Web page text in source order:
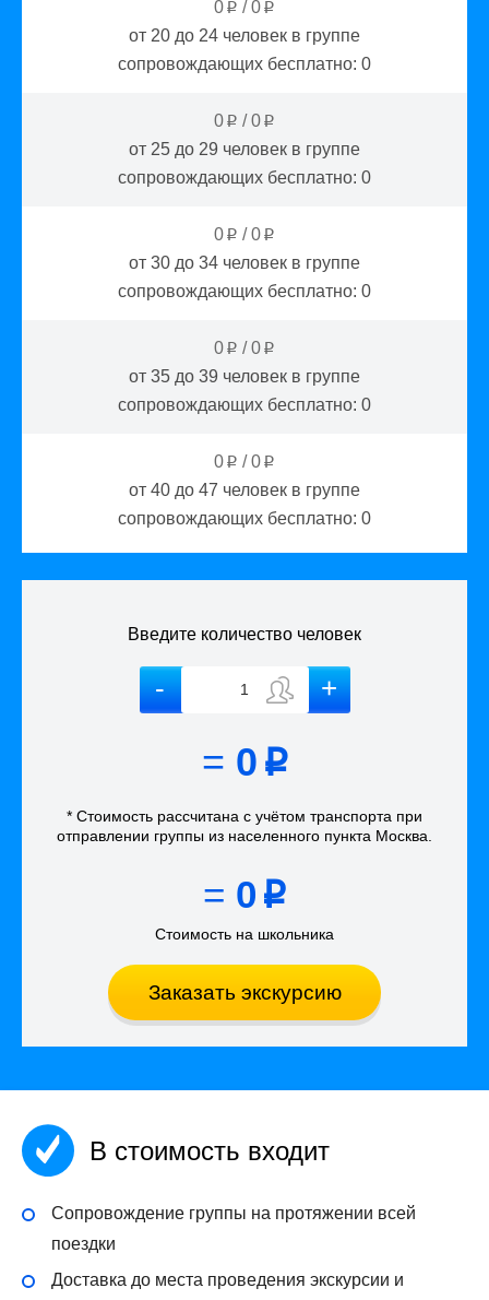
0 p /0 p
от 20 до 24 человек в группе
сопровождающих бесплатно: 0
0 p /0 p
от 25 до 29 человек в группе
сопровождающих бесплатно: 0
0 p /0 p
от 30 до 34 человек в группе
сопровождающих бесплатно: 0
0 p /0 p
от 35 до 39 человек в группе
сопровождающих бесплатно: 0
0 p /0 p
от 40 до 47 человек в группе
сопровождающих бесплатно: 0
Введите количество человек
= 0 p
* Стоимость рассчитана с учётом транспорта при
отправлении группы из населенного пункта Москва
= 0 p
Стоимость на школьника
Заказать экскурсию
В стоимость входит
Сопровождение группы на протяжении всей
поездки
Доставка до места проведения экскурсии и